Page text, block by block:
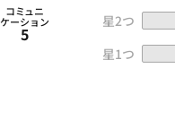
コミュニ
ケーション
5
星2つ
星1つ